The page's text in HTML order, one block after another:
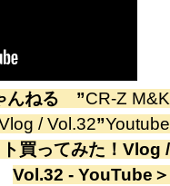
んねる ”CR-Z M&K
/ Vol.32”Youtube
買ってみた！Vlog /
Vol.32 - YouTube ＞